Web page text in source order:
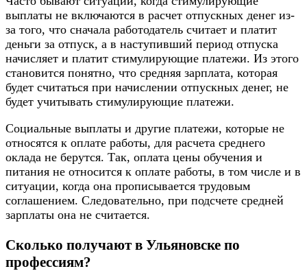
выплаты не включаются в расчет отпускных денег из-
за того, что сначала работодатель считает и платит
деньги за отпуск, а в наступивший период отпуска
начисляет и платит стимулирующие платежи. Из этого
становится понятно, что средняя зарплата, которая
будет считаться при начислении отпускных денег, не
будет учитывать стимулирующие платежи.
Социальные выплаты и другие платежи, которые не
относятся к оплате работы, для расчета среднего
оклада не берутся. Так, оплата цены обучения и
питания не относится к оплате работы, в том числе и в
ситуации, когда она прописывается трудовым
соглашением. Следовательно, при подсчете средней
зарплаты она не считается.
Сколько получают в Ульяновске по
профессиям?